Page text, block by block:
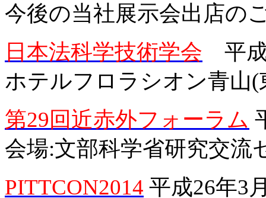
今後の当社展示会出店の
日本法科学技術学会 平
ホテルフロラシオン青山(
第29回近赤外フォーラム
会場:文部科学省研究交流
PITTCON2014 平成26年3